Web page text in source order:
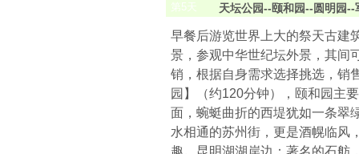
第5天 天坛公园--颐和园--圆明园--
早餐后游览世界上大的祭天古建
景，参观中华世纪坛外景，其间
销，根据自身需求选择挑选，销
园】（约120分钟），颐和园主
面，蜿蜓曲折的西堤犹如一条翠
水相通的苏州街，更是酒幌临风
趣。昆明湖湖岸边：著名的石舫